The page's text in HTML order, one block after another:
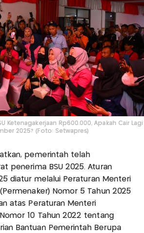
Ketenagakerjaan Rp600.000, Apakah Cair Lagi
2025? (Foto: Setwapres)
pemerintah telah
penerima BSU 2025. Aturan
diatur melalui Peraturan Menteri
Nomor 5 Tahun 2025
atas Peraturan Menteri
10 Tahun 2022 tentang
Bantuan Pemerintah Berupa